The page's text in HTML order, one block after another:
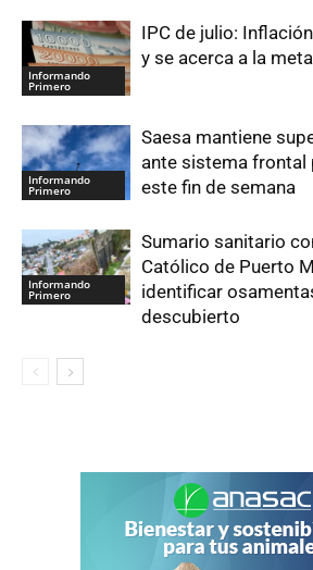
Informando
Primero
IPC de julio:
y se acerca a la
Informando
Primero
Saesa mantiene
ante sistema
este fin de semana
Informando
Primero
Sumario sanitario
Católico de Puerto
identificar
descubierto